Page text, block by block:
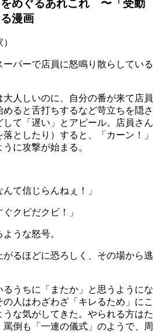
をめぐるあれこれ 〜「受動
漫画
パーで店員に怒鳴り散らしている
人しいのに、自分の番が来て店員
ると舌打ちするなど苛立ちを隠さ
て「遅い」とアピール。店員さん
としたり）すると、「カーン！」
に攻撃が始まる。
て信じらんねぇ！」
クビだクビ！」
うな怒号。
るほどに恐ろしく、その場から逃
うちに「またか」と思うようにな
人はわざわざ「キレるため」にこ
な気がしてきた。やられる方はた
罵倒も「一連の儀式」のようで、周